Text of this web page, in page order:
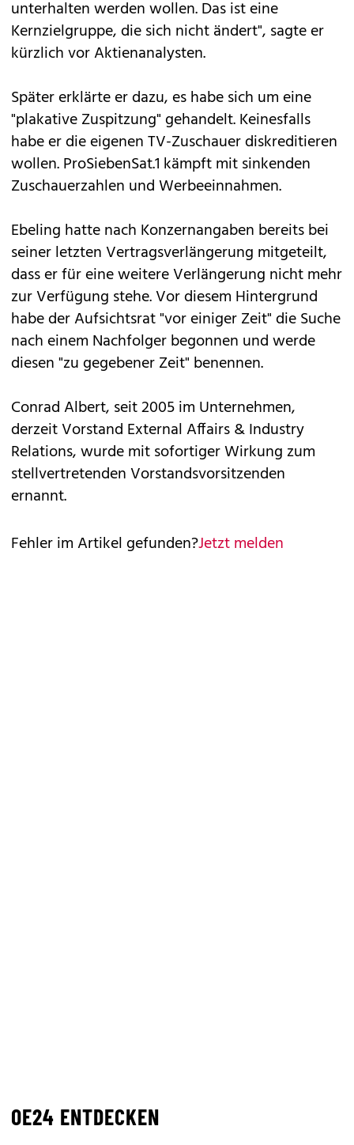
unterhalten werden wollen. Das ist eine
Kernzielgruppe, die sich nicht ändert", sagte er
kürzlich vor Aktienanalysten.
Später erklärte er dazu, es habe sich um eine
"plakative Zuspitzung" gehandelt. Keinesfalls
habe er die eigenen TV-Zuschauer diskreditieren
wollen. ProSiebenSat.1 kämpft mit sinkenden
Zuschauerzahlen und Werbeeinnahmen.
Ebeling hatte nach Konzernangaben bereits bei
seiner letzten Vertragsverlängerung mitgeteilt,
dass er für eine weitere Verlängerung nicht mehr
zur Verfügung stehe. Vor diesem Hintergrund
habe der Aufsichtsrat "vor einiger Zeit" die Suche
nach einem Nachfolger begonnen und werde
diesen "zu gegebener Zeit" benennen.
Conrad Albert, seit 2005 im Unternehmen,
derzeit Vorstand External Affairs & Industry
Relations, wurde mit sofortiger Wirkung zum
stellvertretenden Vorstandsvorsitzenden
ernannt.
Fehler im Artikel gefunden?Jetzt melden
OE24 ENTDECKEN